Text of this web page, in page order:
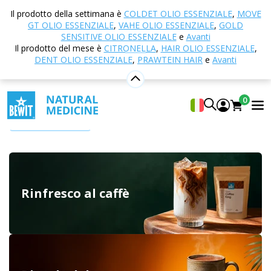
Il prodotto della settimana è COLDET OLIO ESSENZIALE, MOVE
GT OLIO ESSENZIALE, VAHE OLIO ESSENZIALE, GOLD
SENSITIVE OLIO ESSENZIALEe Avanti
Il prodotto del mese è CITRONELLA, HAIR OLIO ESSENZIALE,
DENT OLIO ESSENZIALE, PRAWTEIN HAIR e Avanti
0
Casa E-shop Cacao & Coffee Days
Cacao & Coffee Days
Caffè freddo con latte di cocco. Cacao con schiuma
cremosa e aroma di cocco. Porridge mattutino con
fragole liofilizzate e un cucchiaino di Bewitella. Così può
essere la vostra estate con i prodotti BEWIT.
un delizioso caffè o una colazione. Bastano ingredienti
di qualità e in un attimo potrete preparare colazioni
perfette e bevande rinfrescanti comodamente a casa
vostra. Nella campagna Cacao & Coffee Days troverete
caffè, cacao, creme al cioccolato e nocciole, bevande
proteiche, porridge per la colazione e ingredienti per
Mostra di più
Rinfresco al caffè